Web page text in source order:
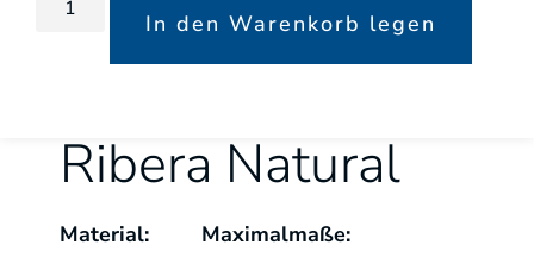
In den Warenkorb legen
Ribera Natural
Material: Maximalmaße: